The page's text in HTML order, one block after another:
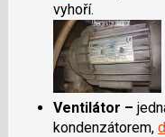
vyhoří.
Ventilátor –
kondenzátorem,